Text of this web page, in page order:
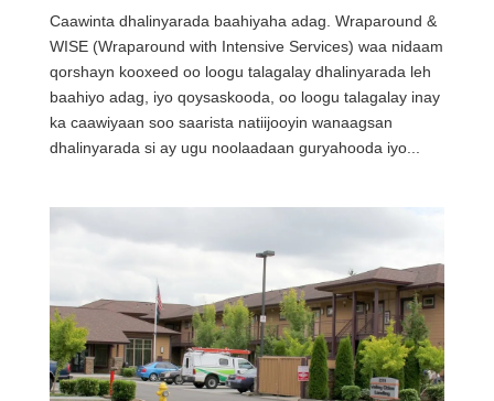
Caawinta dhalinyarada baahiyaha adag. Wraparound &
WISE (Wraparound with Intensive Services) waa nidaam
qorshayn kooxeed oo loogu talagalay dhalinyarada leh
baahiyo adag, iyo qoysaskooda, oo loogu talagalay inay
ka caawiyaan soo saarista natiijooyin wanaagsan
dhalinyarada si ay ugu noolaadaan guryahooda iyo...